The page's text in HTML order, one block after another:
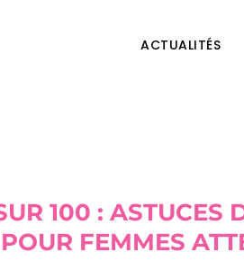
ACTUALITÉS
100 : ASTUCES
FEMMES